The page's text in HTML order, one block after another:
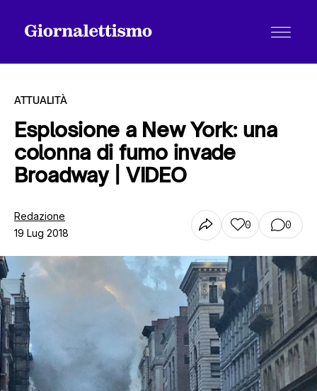
Tutti gli articoli
Chi siamo
Contatti
ATTUALITÀ
Esplosione a New York: una
colonna di fumo invade
Broadway | VIDEO
Redazione
19 Lug 2018
0 0